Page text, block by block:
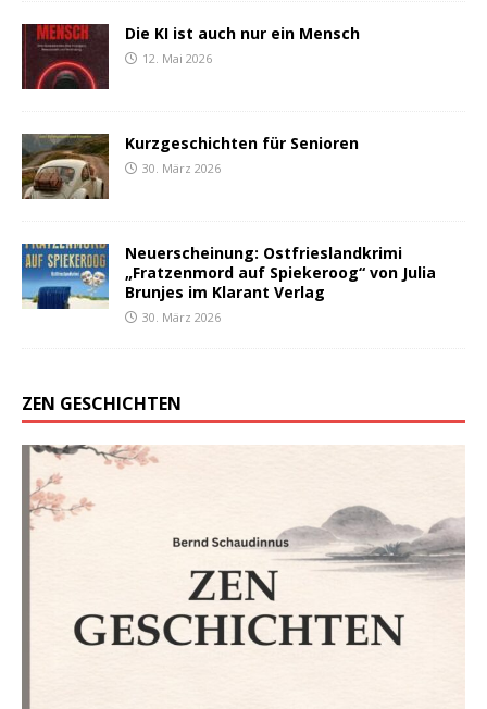
Die KI ist auch nur ein Mensch
12. Mai 2026
Kurzgeschichten für Senioren
30. März 2026
Neuerscheinung: Ostfrieslandkrimi
„Fratzenmord auf Spiekeroog“ von Julia
Brunjes im Klarant Verlag
30. März 2026
ZEN GESCHICHTEN